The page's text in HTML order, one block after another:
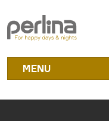
MENU